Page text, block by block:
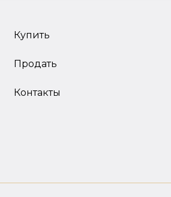
Купить
Продать
Контакты